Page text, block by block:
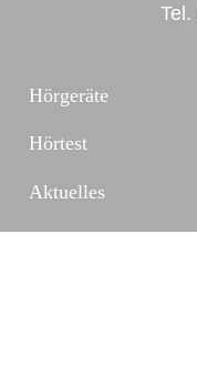
Tel.
Hörgeräte
Hörtest
Aktuelles